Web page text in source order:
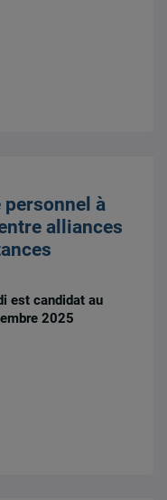
personnel à
alliances
est candidat au
2025